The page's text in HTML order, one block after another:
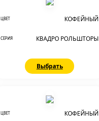
ЦВЕТ КОФЕЙНЫЙ
СЕРИЯ КВАДРО РОЛЬШТОРЫ
Выбрать
ЦВЕТ КОФЕЙНЫЙ